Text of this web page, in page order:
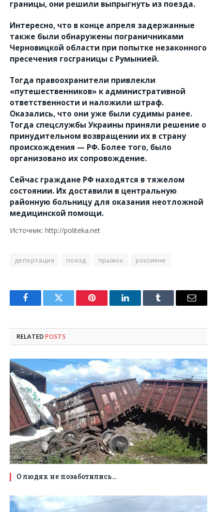
границы, они решили выпрыгнуть из поезда.
Интересно, что в конце апреля задержанные
также были обнаружены пограничниками
Черновицкой области при попытке незаконного
пресечения госграницы с Румынией.
Тогда правоохранители привлекли
«путешественников» к административной
ответственности и наложили штраф.
Оказались, что они уже были судимы ранее.
Тогда спецслужбы Украины приняли решение о
принудительном возвращении их в страну
происхождения — РФ. Более того, было
организовано их сопровождение.
Сейчас граждане РФ находятся в тяжелом
состоянии. Их доставили в центральную
районную больницу для оказания неотложной
медицинской помощи.
Источник: http://politeka.net
депортация поезд прыжок россияне
FacebookTwitter Pinterest LinkedInTumblr Email
RELATED POSTS
О людях не позаботились…